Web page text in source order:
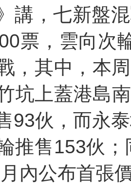
講，七新盤
票，雲向次
，其中，本
坑上蓋港島
93伙，而永
推售153伙
內公布首張